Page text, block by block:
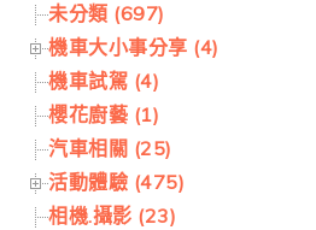
未分類 (697)
機車大小事分享 (4)
機車試駕 (4)
櫻花廚藝 (1)
汽車相關 (25)
活動體驗 (475)
相機.攝影 (23)